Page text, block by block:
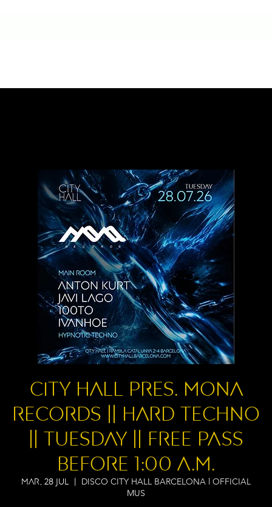
City Hall pres. MONA
RECORDS || Hard Techno
|| Tuesday || FREE PASS
BEFORE 1:00 A.M.
mar, 28 jul
DISCO CITY HALL BARCELONA l OFFICIAL
MUS